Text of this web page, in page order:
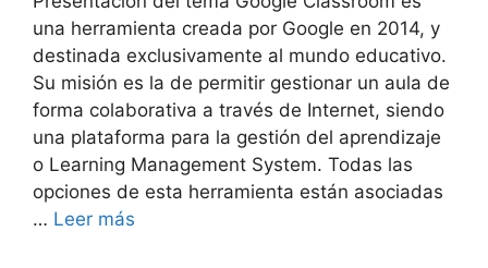
una herramienta creada por Google en 2014, y
destinada exclusivamente al mundo educativo.
Su misión es la de permitir gestionar un aula de
forma colaborativa a través de Internet, siendo
una plataforma para la gestión del aprendizaje
o Learning Management System. Todas las
opciones de esta herramienta están asociadas
… Leer más